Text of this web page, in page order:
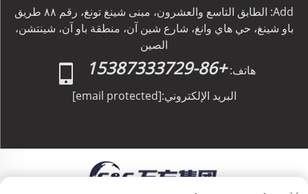
Add: الطابق التاسع والعشرون، مبنى شينغ تونغ، رقم ٨٨ طريق
باو شينغ، حي هاي وانغ، شارع شين آن، منطقة باو آن، شينتشن،
الصين
هاتف: +86-15387333729
البريد الإلكتروني:[email protected]